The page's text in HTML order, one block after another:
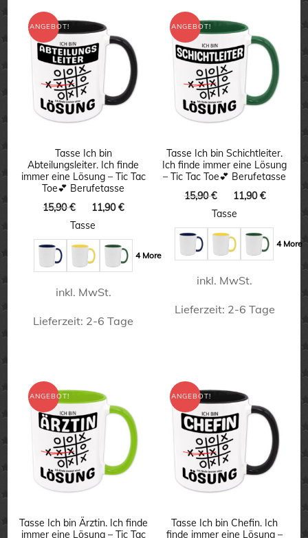
weist
mehrere
Varianten
auf.
Die
Optionen
können
auf
der
Produktseite
gewählt
werden
weist
mehrere
Varianten
auf.
Die
Optionen
können
auf
der
Produktseite
gewählt
werden
ANGEBOT!
Tasse Ich bin
Abteilungsleiter. Ich finde
immer eine Lösung – Tic Tac
Toe💕 Berufetasse
15,90€
Ursprünglicher
Preis
15,90 €
11,90€
11,90 €.
Tasse
4 More
inkl. MwSt.
Lieferzeit: 2-6 Tage
weist
mehrere
Varianten
auf.
Die
Optionen
können
ANGEBOT!
Tasse Ich bin Schichtleiter.
Ich finde immer eine Lösung
– Tic Tac Toe💕 Berufetasse
15,90€
Ursprünglicher
Preis
15,90 €
11,90€
11,90 €.
Tasse
4 More
inkl. MwSt.
Lieferzeit: 2-6 Tage
mehrere
Varianten
auf.
Die
Optionen
auf
ANGEBOT!
Tasse Ich bin Ärztin. Ich finde
immer eine Lösung – Tic Tac
ANGEBOT!
Tasse Ich bin Chefin. Ich
finde immer eine Lösung –